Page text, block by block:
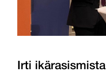
Irti ikärasismista